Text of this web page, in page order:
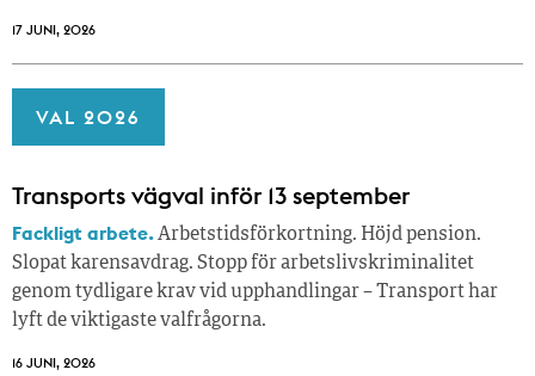
17 JUNI, 2026
VAL 2026
Transports vägval inför 13 september
Fackligt arbete.Arbetstidsförkortning. Höjd pension.
Slopat karensavdrag. Stopp för arbetslivskriminalitet
genom tydligare krav vid upphandlingar – Transport har
lyft de viktigaste valfrågorna.
16 JUNI, 2026